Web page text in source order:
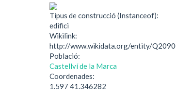
Tipus de construcció (Instanceof):
edifici
Wikilink:
http://www.wikidata.org/entity/
Població:
Castellví de la Marca
Coordenades:
1.597 41.346282